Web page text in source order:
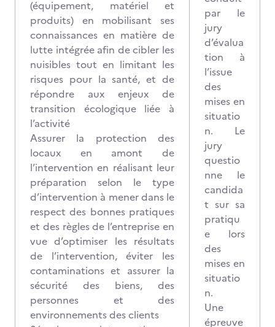
(équipement, matériel et
produits) en mobilisant ses
connaissances en matière de
lutte intégrée afin de cibler les
nuisibles tout en limitant les
risques pour la santé, et de
répondre aux enjeux de
transition écologique liée à
l’activité
Assurer la protection des
locaux en amont de
l’intervention en réalisant leur
préparation selon le type
d’intervention à mener dans le
respect des bonnes pratiques
et des règles de l’entreprise en
vue d’optimiser les résultats
de l’intervention, éviter les
contaminations et assurer la
sécurité des biens, des
personnes et des
environnements des clients
par le
jury
d’évalua
tion à
l’issue
des
mises en
situatio
n. Le
jury
questio
nne le
candida
t sur sa
pratiqu
e lors
des
mises en
situatio
n.
Une
épreuve